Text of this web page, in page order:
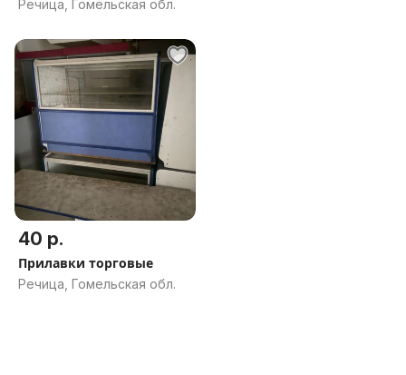
Речица, Гомельская обл.
40 р.
Прилавки торговые
Речица, Гомельская обл.